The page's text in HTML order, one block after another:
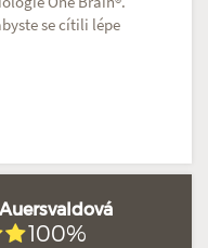
se cítili lépe
100%